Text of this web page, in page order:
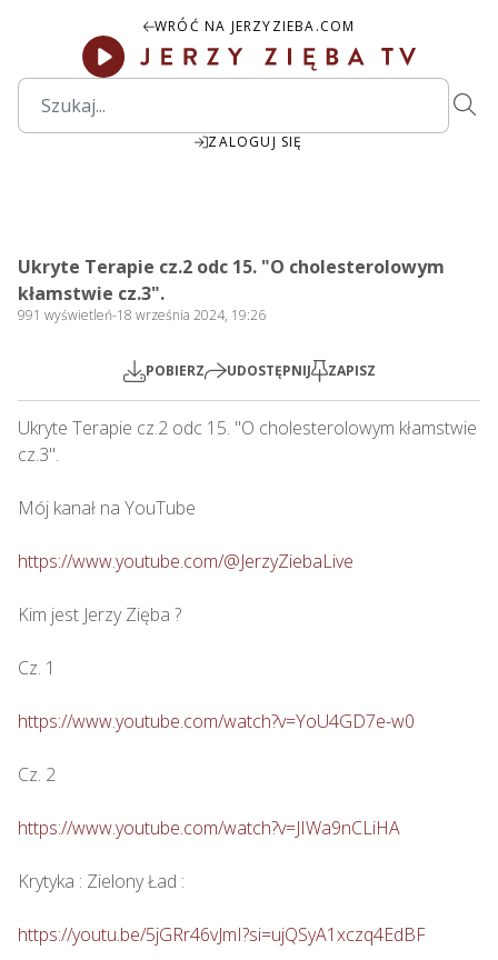
WRÓĆ NA JERZYZIEBA.COM
ZALOGUJ SIĘ
Play
Ukryte Terapie cz.2 odc 15. "O cholesterolowym
kłamstwie cz.3".
991 wyświetleń-18 września 2024, 19:26
POBIERZ UDOSTĘPNIJ ZAPISZ
Ukryte Terapie cz.2 odc 15. "O cholesterolowym kłamstwie
cz.3".
Mój kanał na YouTube
https://www.youtube.com/@JerzyZiebaLive
Kim jest Jerzy Zięba ?
Cz. 1
https://www.youtube.com/watch?v=YoU4GD7e-w0
Cz. 2
https://www.youtube.com/watch?v=JIWa9nCLiHA
Krytyka : Zielony Ład :
https://youtu.be/5jGRr46vJmI?si=ujQSyA1xczq4EdBF